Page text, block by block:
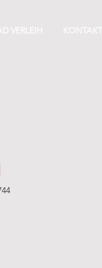
VERLEIH KONTAKT